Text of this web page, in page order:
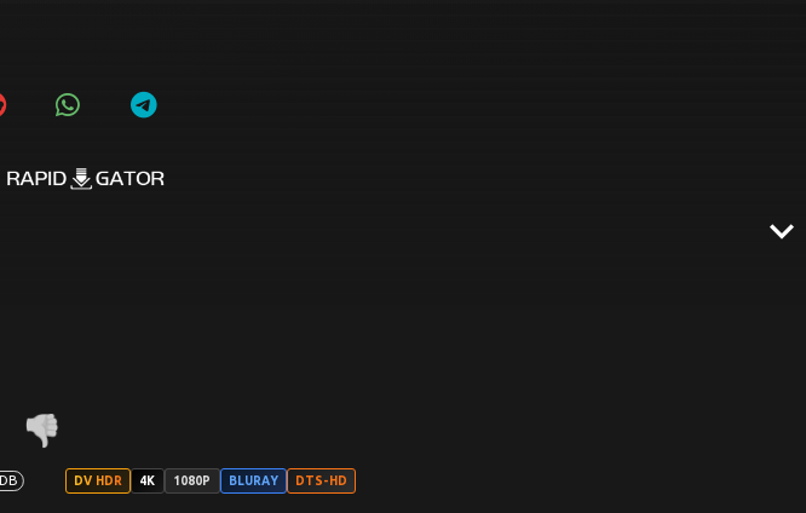
expand_more
DV HDR 4K 1080P BLURAY DTS-HD